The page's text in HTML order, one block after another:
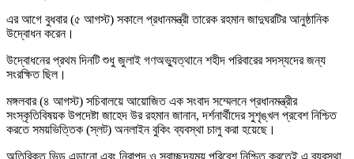
এর আগে বুধবার (৫ আগস্ট) সকালে প্রধানমন্ত্রী তারেক রহমান জাদুঘরটির আনুষ্ঠানিক
উদ্বোধন করেন।
উদ্বোধনের প্রথম দিনটি শুধু জুলাই গণঅভ্যুত্থানে শহীদ পরিবারের সদস্যদের জন্য
সংরক্ষিত ছিল।
মঙ্গলবার (৪ আগস্ট) সচিবালয়ে আয়োজিত এক সংবাদ সম্মেলনে প্রধানমন্ত্রীর
সংস্কৃতিবিষয়ক উপদেষ্টা জাহেদ উর রহমান জানান, দর্শনার্থীদের সুশৃঙ্খল প্রবেশ নিশ্চিত
করতে সময়ভিত্তিক (স্লট) অনলাইন বুকিং ব্যবস্থা চালু করা হয়েছে।